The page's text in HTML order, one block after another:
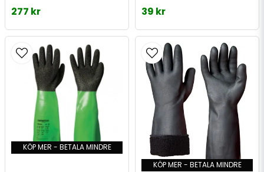
277 kr 39 kr
KÖP MER - BETALA MINDRE
KÖP MER - BETALA MINDRE